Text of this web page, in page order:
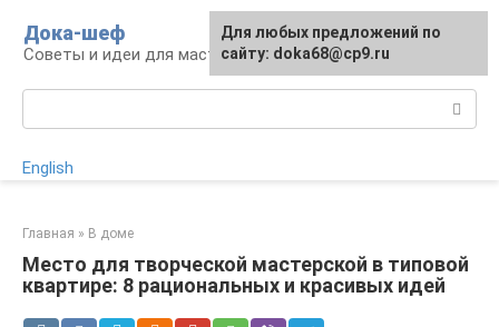
контенту
Дока-шеф
Советы и идеи для мастеров и мастериц
English
Главная » В доме
Место для творческой мастерской в типовой
квартире: 8 рациональных и красивых идей
Для любых предложений по
сайту: doka68@cp9.ru